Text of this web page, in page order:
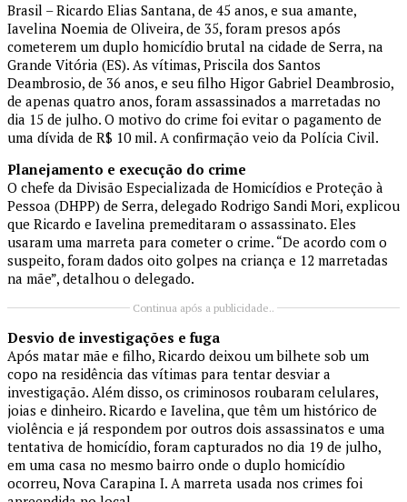
Brasil – Ricardo Elias Santana, de 45 anos, e sua amante,
Iavelina Noemia de Oliveira, de 35, foram presos após
cometerem um duplo homicídio brutal na cidade de Serra, na
Grande Vitória (ES). As vítimas, Priscila dos Santos
Deambrosio, de 36 anos, e seu filho Higor Gabriel Deambrosio,
de apenas quatro anos, foram assassinados a marretadas no
dia 15 de julho. O motivo do crime foi evitar o pagamento de
uma dívida de R$ 10 mil. A confirmação veio da Polícia Civil.
Planejamento e execução do crime
O chefe da Divisão Especializada de Homicídios e Proteção à
Pessoa (DHPP) de Serra, delegado Rodrigo Sandi Mori, explicou
que Ricardo e Iavelina premeditaram o assassinato. Eles
usaram uma marreta para cometer o crime. “De acordo com o
suspeito, foram dados oito golpes na criança e 12 marretadas
na mãe”, detalhou o delegado.
Continua após a publicidade..
Desvio de investigações e fuga
Após matar mãe e filho, Ricardo deixou um bilhete sob um
copo na residência das vítimas para tentar desviar a
investigação. Além disso, os criminosos roubaram celulares,
joias e dinheiro. Ricardo e Iavelina, que têm um histórico de
violência e já respondem por outros dois assassinatos e uma
tentativa de homicídio, foram capturados no dia 19 de julho,
em uma casa no mesmo bairro onde o duplo homicídio
ocorreu, Nova Carapina I. A marreta usada nos crimes foi